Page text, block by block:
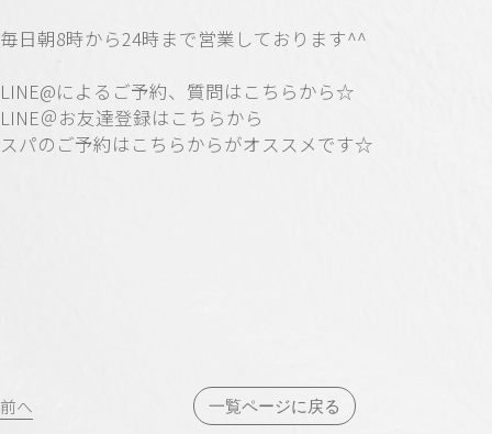
毎日朝8時から24時まで営業しております^^
LINE@によるご予約、質問はこちらから☆
LINE＠お友達登録はこちらから
スパのご予約はこちらからがオススメです☆
投
前へ 一覧ページに戻る